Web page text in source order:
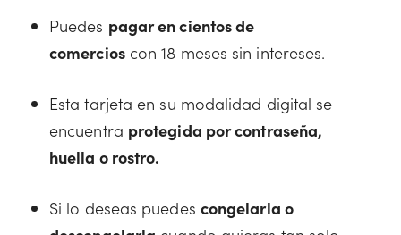
Puedes pagar en cientos de
comercioscon 18 meses sin intereses.
Esta tarjeta en su modalidad digital se
encuentra protegida por contraseña,
huella o rostro.
Si lo deseas puedes congelarla o